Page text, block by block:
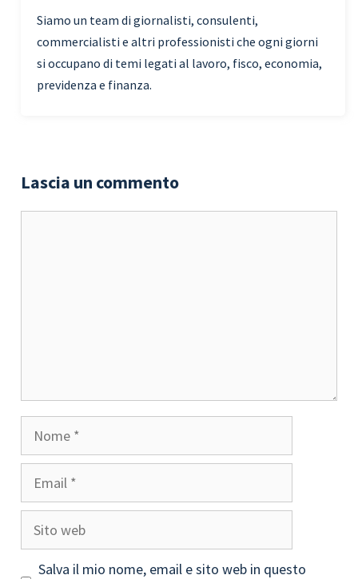
Siamo un team di giornalisti, consulenti,
commercialisti e altri professionisti che ogni giorni
si occupano di temi legati al lavoro, fisco, economia,
previdenza e finanza.
Lascia un commento
Nome
Email
Sito
web
Salva il mio nome, email e sito web in questo